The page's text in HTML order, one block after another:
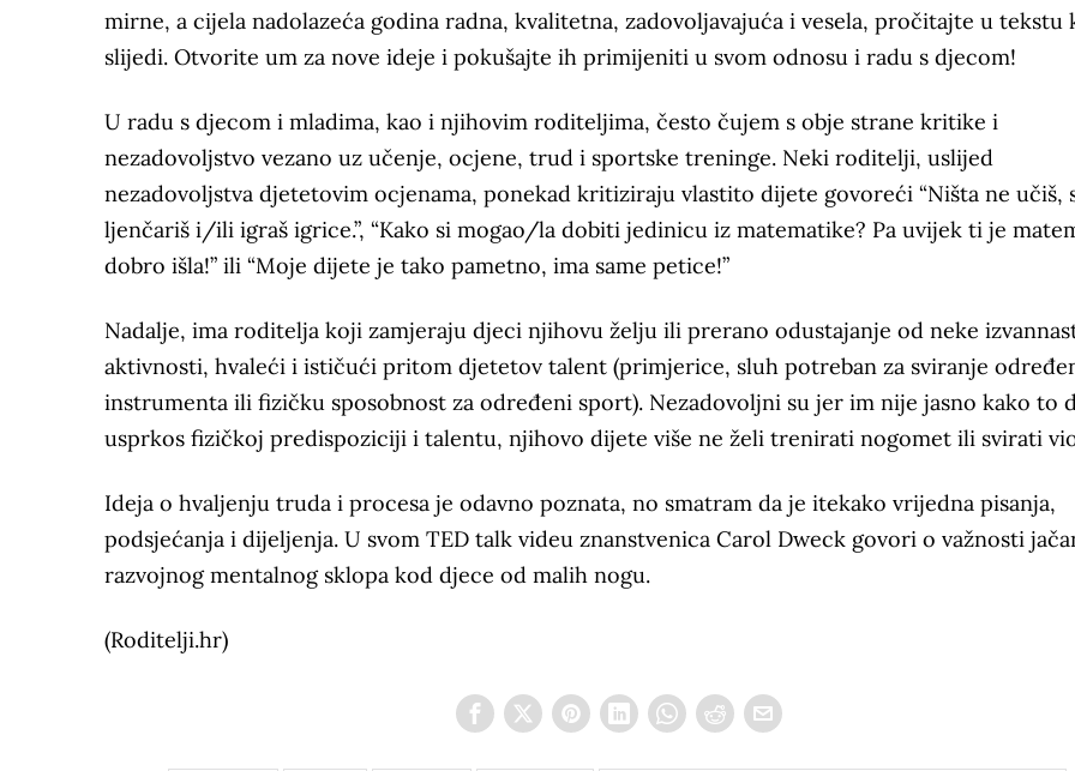
mirne, a cijela nadolazeća godina radna, kvalitetna, zadovoljavajuća i vesela, pročitajte u tekstu
slijedi. Otvorite um za nove ideje i pokušajte ih primijeniti u svom odnosu i radu s djecom!
U radu s djecom i mladima, kao i njihovim roditeljima, često čujem s obje strane kritike i
nezadovoljstvo vezano uz učenje, ocjene, trud i sportske treninge. Neki roditelji, uslijed
nezadovoljstva djetetovim ocjenama, ponekad kritiziraju vlastito dijete govoreći “Ništa ne učiš,
ljenčariš i/ili igraš igrice.”, “Kako si mogao/la dobiti jedinicu iz matematike? Pa uvijek ti je
dobro išla!” ili “Moje dijete je tako pametno, ima same petice!”
Nadalje, ima roditelja koji zamjeraju djeci njihovu želju ili prerano odustajanje od neke
aktivnosti, hvaleći i ističući pritom djetetov talent (primjerice, sluh potreban za sviranje
instrumenta ili fizičku sposobnost za određeni sport). Nezadovoljni su jer im nije jasno kako to
usprkos fizičkoj predispoziciji i talentu, njihovo dijete više ne želi trenirati nogomet ili svirati
Ideja o hvaljenju truda i procesa je odavno poznata, no smatram da je itekako vrijedna pisanja,
podsjećanja i dijeljenja. U svom TED talk videu znanstvenica Carol Dweck govori o važnosti
razvojnog mentalnog sklopa kod djece od malih nogu.
(Roditelji.hr)